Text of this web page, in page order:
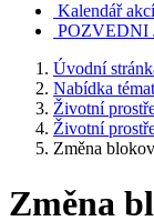
Kalendář akcí
POZVEDNI
Úvodní
Nabídka témat
Životní
Životní
Změna
Změna